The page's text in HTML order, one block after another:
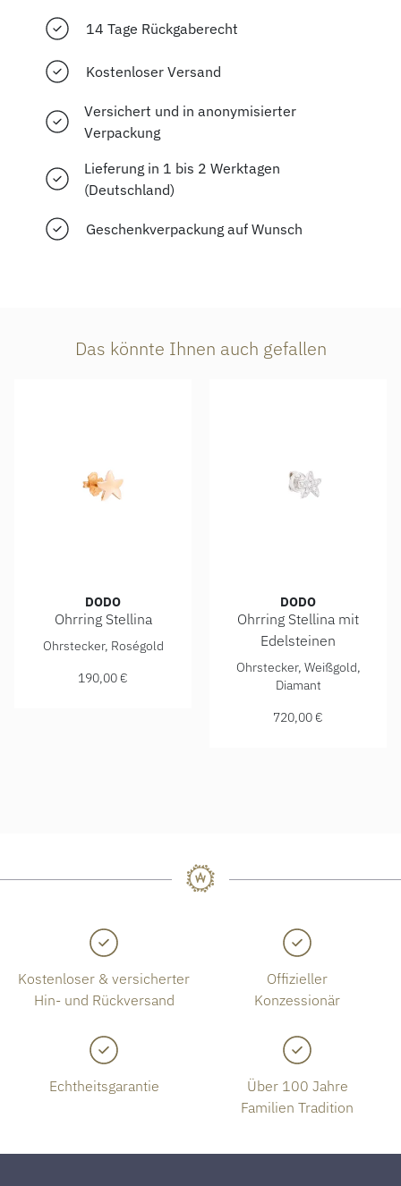
14 Tage Rückgaberecht
Kostenloser Versand
Versichert und in anonymisierter
Verpackung
Lieferung in 1 bis 2 Werktagen
(Deutschland)
Geschenkverpackung auf Wunsch
Das könnte Ihnen auch gefallen
DODO
Ohrring Stellina
DoDo Ohrring Stellina, Ref: DHB6001-STARS-0009R,
Ohrstecker, Roségold
190,00 €
DODO
Ohrring Stellina mit
Edelsteinen
DoDo Ohrring Stellina mit
Ohrstecker, Weißgold,
Diamant
720,00 €
Kostenloser & versicherter
Hin- und Rückversand
Offizieller
Konzessionär
Echtheitsgarantie
Über 100 Jahre
Familien Tradition